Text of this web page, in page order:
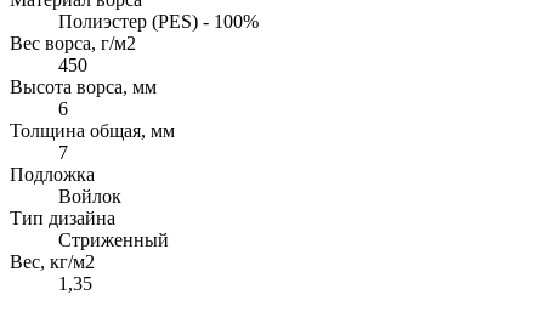
Полиэстер (PES) - 100%
Вес ворса, г/м2
450
Высота ворса, мм
6
Толщина общая, мм
7
Подложка
Войлок
Тип дизайна
Стриженный
Вес, кг/м2
1,35